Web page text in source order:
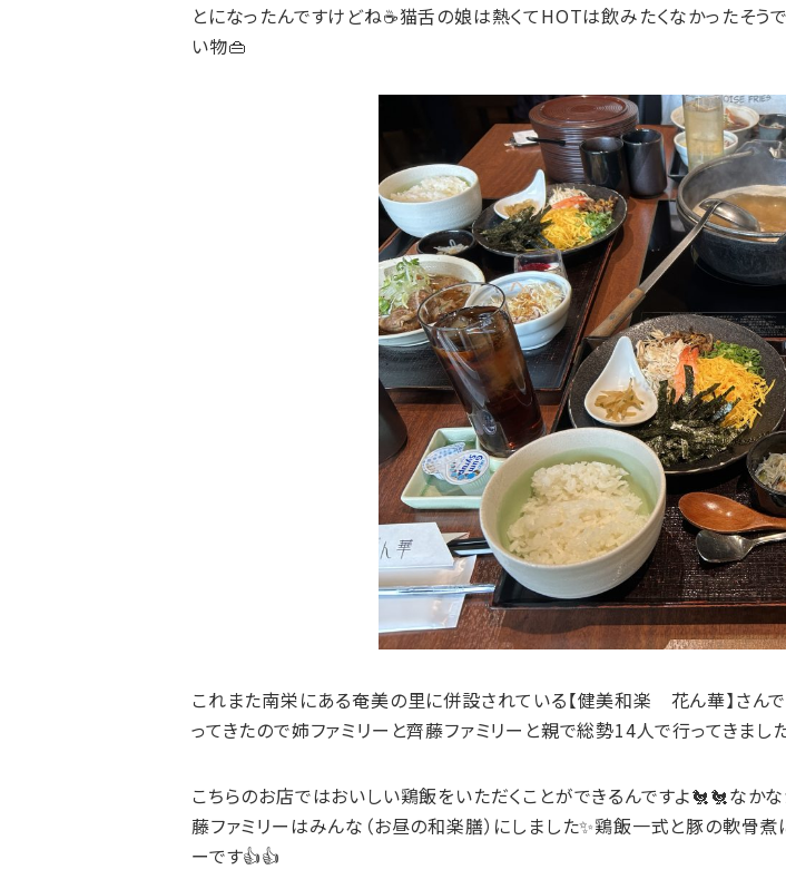
とになったんですけどね☕猫舌の娘は熱くてHOTは飲みたくなかったそ
い物👜
これまた南栄にある奄美の里に併設されている【健美和楽 花ん華】さん
ってきたので姉ファミリーと齊藤ファミリーと親で総勢14人で行ってきま
こちらのお店ではおいしい鶏飯をいただくことができるんですよ🐔🐔なか
藤ファミリーはみんな（お昼の和楽膳）にしました✨鶏飯一式と豚の軟骨
ーです👍👍